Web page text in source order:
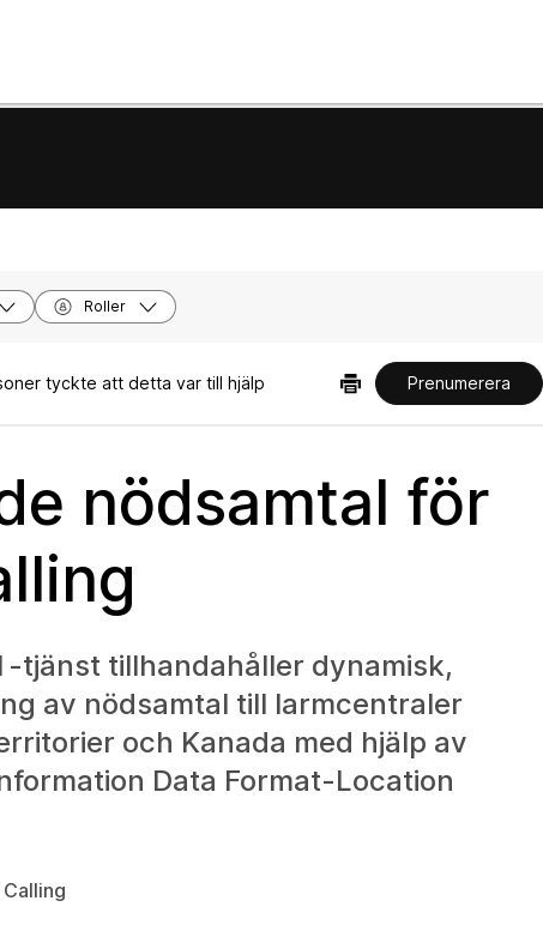
Roller
tyckte att detta var till hjälp Prenumerera
nödsamtal för
tjänst tillhandahåller dynamisk,
av nödsamtal till larmcentraler
och Kanada med hjälp av
Data Format-Location